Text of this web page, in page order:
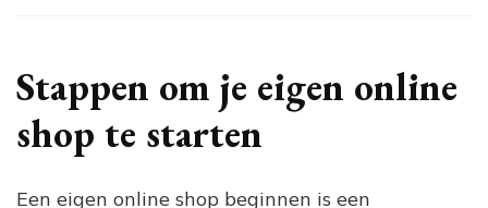
Stappen om je eigen online
shop te starten
Een eigen online shop beginnen is een